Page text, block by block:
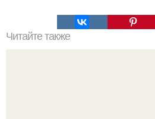
Читайте также